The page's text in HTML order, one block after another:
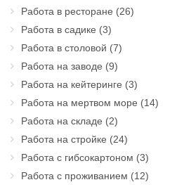
Работа в ресторане (26)
Работа в садике (3)
Работа в столовой (7)
Работа на заводе (9)
Работа на кейтеринге (3)
Работа на мертвом море (14)
Работа на складе (2)
Работа на стройке (24)
Работа с гибсокартоном (3)
Работа с проживанием (12)